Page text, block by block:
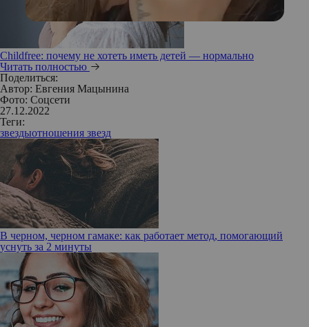
Childfree: почему не хотеть иметь детей — нормально
Читать полностью
Поделиться:
Автор: Евгения Мацынина
Фото: Соцсети
27.12.2022
Теги:
звездыотношения звезд
В черном, черном гамаке: как работает метод, помогающий
уснуть за 2 минуты